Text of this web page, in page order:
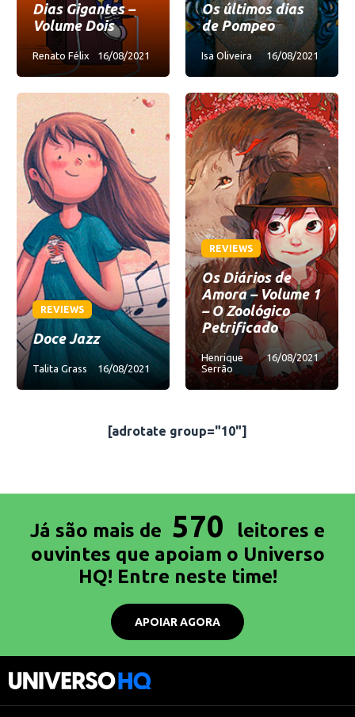
Dias Gigantes –
Volume Dois
Renato Félix 16/08/2021
Os últimos dias
de Pompeo
Isa Oliveira 16/08/2021
REVIEWS
Doce Jazz
Talita Grass 16/08/2021
REVIEWS
Os Diários de
Amora – Volume 1
– O Zoológico
Petrificado
Henrique
Serrão
16/08/2021
[adrotate group="10"]
Já são mais de 570
leitores e
ouvintes que apoiam o Universo
HQ! Entre neste time!
APOIAR AGORA